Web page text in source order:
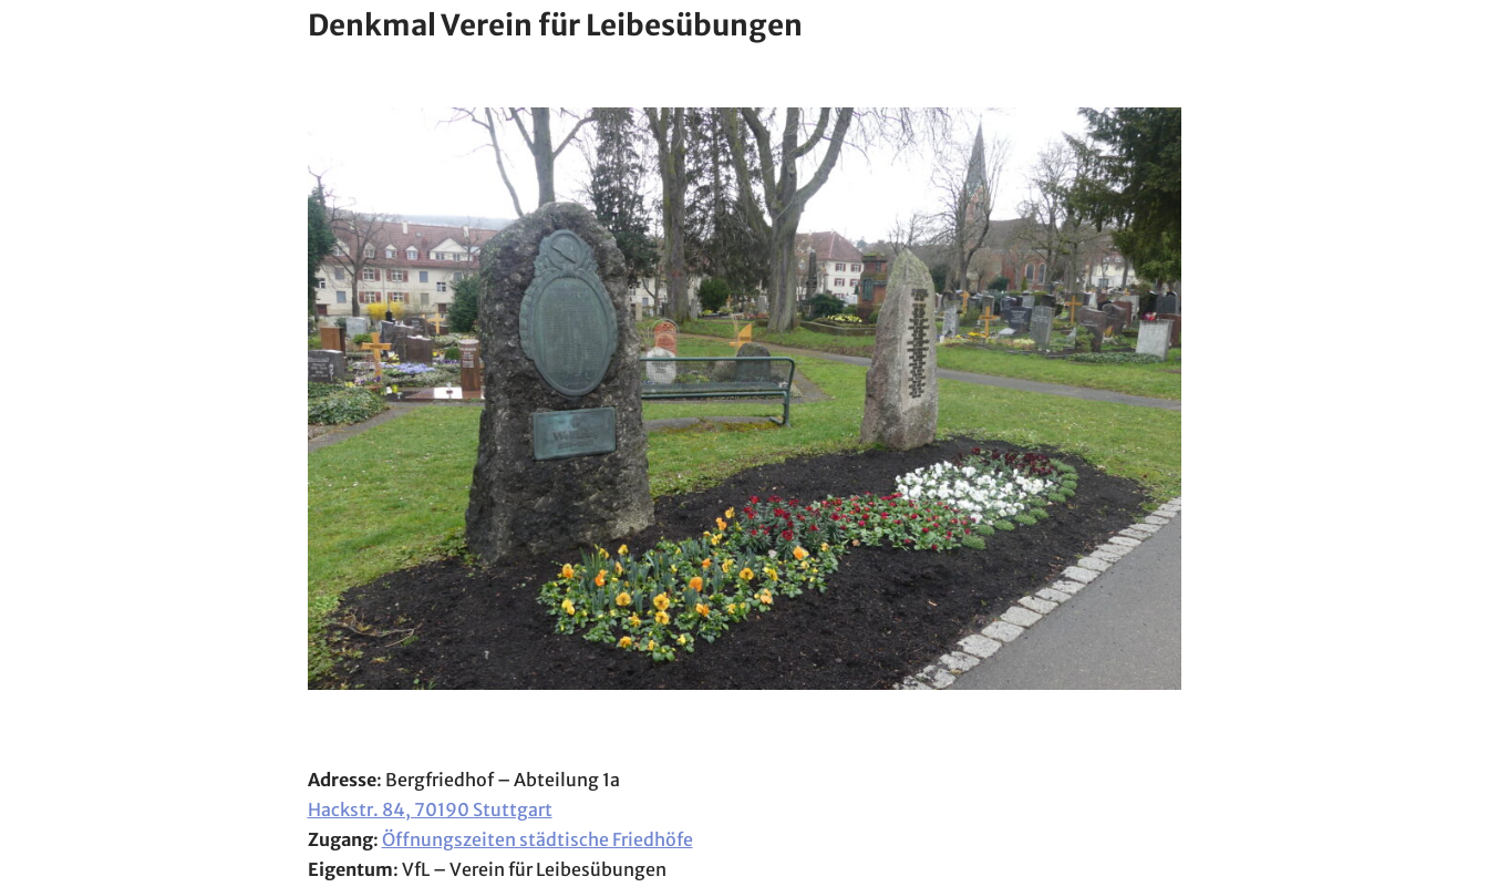
Denkmal Verein für Leibesübungen
Adresse: Bergfriedhof – Abteilung 1a
Hackstr. 84, 70190 Stuttgart
Zugang: Öffnungszeiten städtische Friedhöfe
Eigentum: VfL – Verein für Leibesübungen